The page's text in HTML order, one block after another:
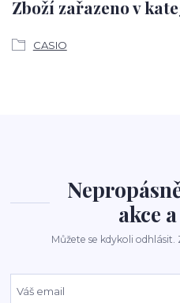
Zboží zařazeno v
CASIO
akce
Můžete se kdykoli odhlásit.